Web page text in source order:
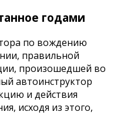
годами
по вождению
правильной
произошедшей во
автоинструктор
и действия
исходя из этого,